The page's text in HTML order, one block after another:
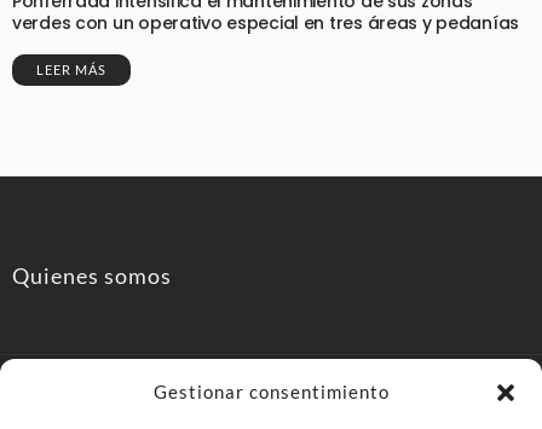
Gestionar consentimiento
verdes con un operativo especial en tres áreas y pedanías
LEER MÁS
Quienes somos